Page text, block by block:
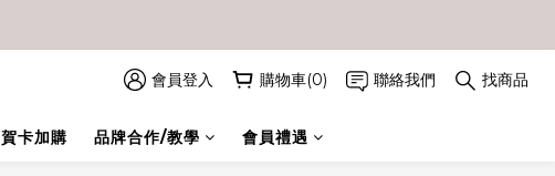
會員登入 購物車(0) 聯絡我們 找商品
賀卡加購 品牌合作/教學 會員禮遇